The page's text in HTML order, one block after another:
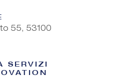
55, 53100
SERVIZI